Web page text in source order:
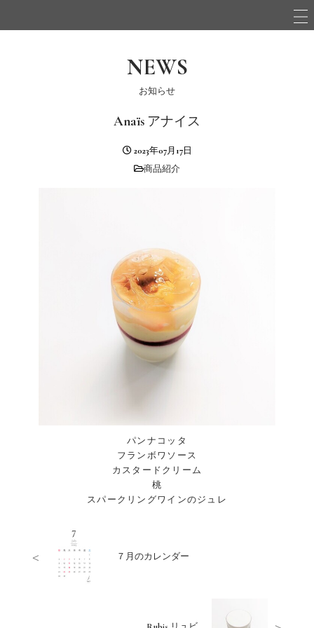
NEWS
お知らせ
Anaïs アナイス
2023年07月17日
商品紹介
パンナコッタ
フランボワソース
カスタードクリーム
桃
スパークリングワインのジュレ
< ７月のカレンダー